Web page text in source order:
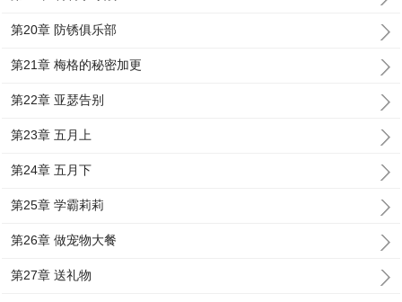
第20章 防锈俱乐部
第21章 梅格的秘密加更
第22章 亚瑟告别
第23章 五月上
第24章 五月下
第25章 学霸莉莉
第26章 做宠物大餐
第27章 送礼物